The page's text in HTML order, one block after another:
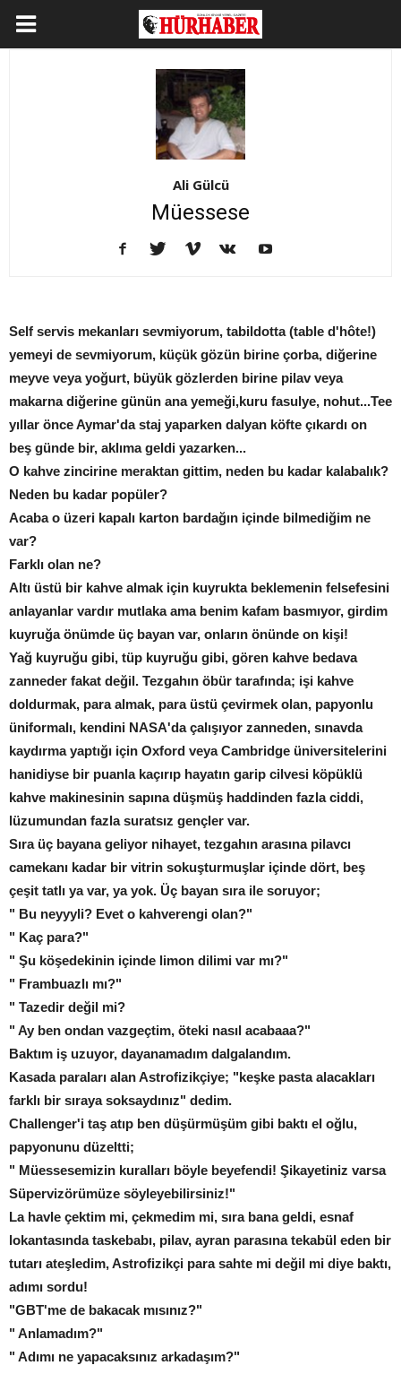
Ali Gülcü
Müessese
Self servis mekanları sevmiyorum, tabildotta (table d'hôte!)
yemeyi de sevmiyorum, küçük gözün birine çorba, diğerine
meyve veya yoğurt, büyük gözlerden birine pilav veya
makarna diğerine günün ana yemeği,kuru fasulye, nohut...Tee
yıllar önce Aymar'da staj yaparken dalyan köfte çıkardı on
beş günde bir, aklıma geldi yazarken...
O kahve zincirine meraktan gittim, neden bu kadar kalabalık?
Neden bu kadar popüler?
Acaba o üzeri kapalı karton bardağın içinde bilmediğim ne
var?
Farklı olan ne?
Altı üstü bir kahve almak için kuyrukta beklemenin felsefesini
anlayanlar vardır mutlaka ama benim kafam basmıyor, girdim
kuyruğa önümde üç bayan var, onların önünde on kişi!
Yağ kuyruğu gibi, tüp kuyruğu gibi, gören kahve bedava
zanneder fakat değil. Tezgahın öbür tarafında; işi kahve
doldurmak, para almak, para üstü çevirmek olan, papyonlu
üniformalı, kendini NASA'da çalışıyor zanneden, sınavda
kaydırma yaptığı için Oxford veya Cambridge üniversitelerini
hanidiyse bir puanla kaçırıp hayatın garip cilvesi köpüklü
kahve makinesinin sapına düşmüş haddinden fazla ciddi,
lüzumundan fazla suratsız gençler var.
Sıra üç bayana geliyor nihayet, tezgahın arasına pilavcı
camekanı kadar bir vitrin sokuşturmuşlar içinde dört, beş
çeşit tatlı ya var, ya yok. Üç bayan sıra ile soruyor;
" Bu neyyyli? Evet o kahverengi olan?"
" Kaç para?"
" Şu köşedekinin içinde limon dilimi var mı?"
" Frambuazlı mı?"
" Tazedir değil mi?
" Ay ben ondan vazgeçtim, öteki nasıl acabaaa?"
Baktım iş uzuyor, dayanamadım dalgalandım.
Kasada paraları alan Astrofizikçiye; "keşke pasta alacakları
farklı bir sıraya soksaydınız" dedim.
Challenger'i taş atıp ben düşürmüşüm gibi baktı el oğlu,
papyonunu düzeltti;
" Müessesemizin kuralları böyle beyefendi! Şikayetiniz varsa
Süpervizörümüze söyleyebilirsiniz!"
La havle çektim mi, çekmedim mi, sıra bana geldi, esnaf
lokantasında taskebabı, pilav, ayran parasına tekabül eden bir
tutarı ateşledim, Astrofizikçi para sahte mi değil mi diye baktı,
adımı sordu!
"GBT'me de bakacak mısınız?"
" Anlamadım?"
" Adımı ne yapacaksınız arkadaşım?"